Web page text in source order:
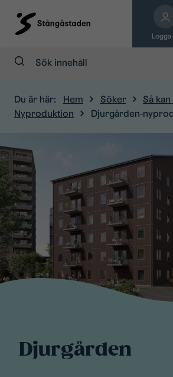
Logga
Sök:
Du är här: Hem Söker
Så
Nyproduktion
Djurgården-
Djurgården